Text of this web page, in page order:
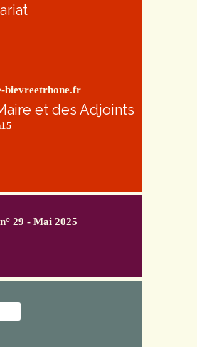
bievreetrhone.fr
et des Adjoints
29 - Mai 2025